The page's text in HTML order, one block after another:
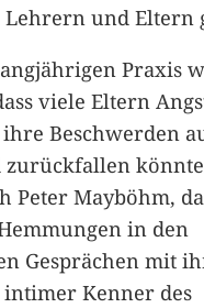
Lehrern und Eltern
Praxis
viele Eltern
ihre Beschwerden
zurückfallen
Peter Mayböhm,
in den
Gesprächen mit
Kenner des